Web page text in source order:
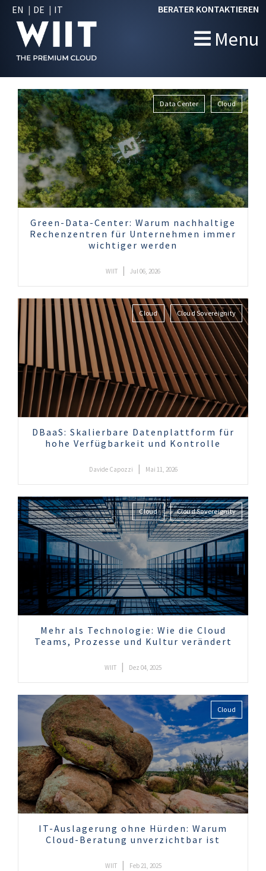
EN DE IT
Menu
BERATER KONTAKTIEREN
Data Center Cloud
Green-Data-Center: Warum nachhaltige
Rechenzentren für Unternehmen immer
wichtiger werden
WIIT | Jul 06, 2026
Cloud Cloud Sovereignity
DBaaS: Skalierbare Datenplattform für
hohe Verfügbarkeit und Kontrolle
Davide Capozzi | Mai 11, 2026
Cloud Cloud Sovereignity
Mehr als Technologie: Wie die Cloud
Teams, Prozesse und Kultur verändert
WIIT | Dez 04, 2025
Cloud
IT-Auslagerung ohne Hürden: Warum
Cloud-Beratung unverzichtbar ist
WIIT | Feb 21, 2025